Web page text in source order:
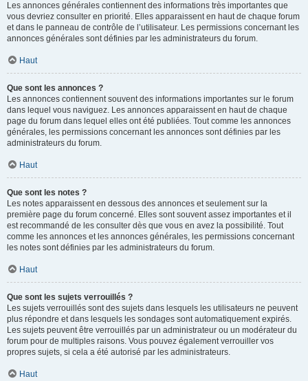
Les annonces générales contiennent des informations très importantes que
vous devriez consulter en priorité. Elles apparaissent en haut de chaque forum
et dans le panneau de contrôle de l’utilisateur. Les permissions concernant les
annonces générales sont définies par les administrateurs du forum.
Haut
Que sont les annonces ?
Les annonces contiennent souvent des informations importantes sur le forum
dans lequel vous naviguez. Les annonces apparaissent en haut de chaque
page du forum dans lequel elles ont été publiées. Tout comme les annonces
générales, les permissions concernant les annonces sont définies par les
administrateurs du forum.
Haut
Que sont les notes ?
Les notes apparaissent en dessous des annonces et seulement sur la
première page du forum concerné. Elles sont souvent assez importantes et il
est recommandé de les consulter dès que vous en avez la possibilité. Tout
comme les annonces et les annonces générales, les permissions concernant
les notes sont définies par les administrateurs du forum.
Haut
Que sont les sujets verrouillés ?
Les sujets verrouillés sont des sujets dans lesquels les utilisateurs ne peuvent
plus répondre et dans lesquels les sondages sont automatiquement expirés.
Les sujets peuvent être verrouillés par un administrateur ou un modérateur du
forum pour de multiples raisons. Vous pouvez également verrouiller vos
propres sujets, si cela a été autorisé par les administrateurs.
Haut